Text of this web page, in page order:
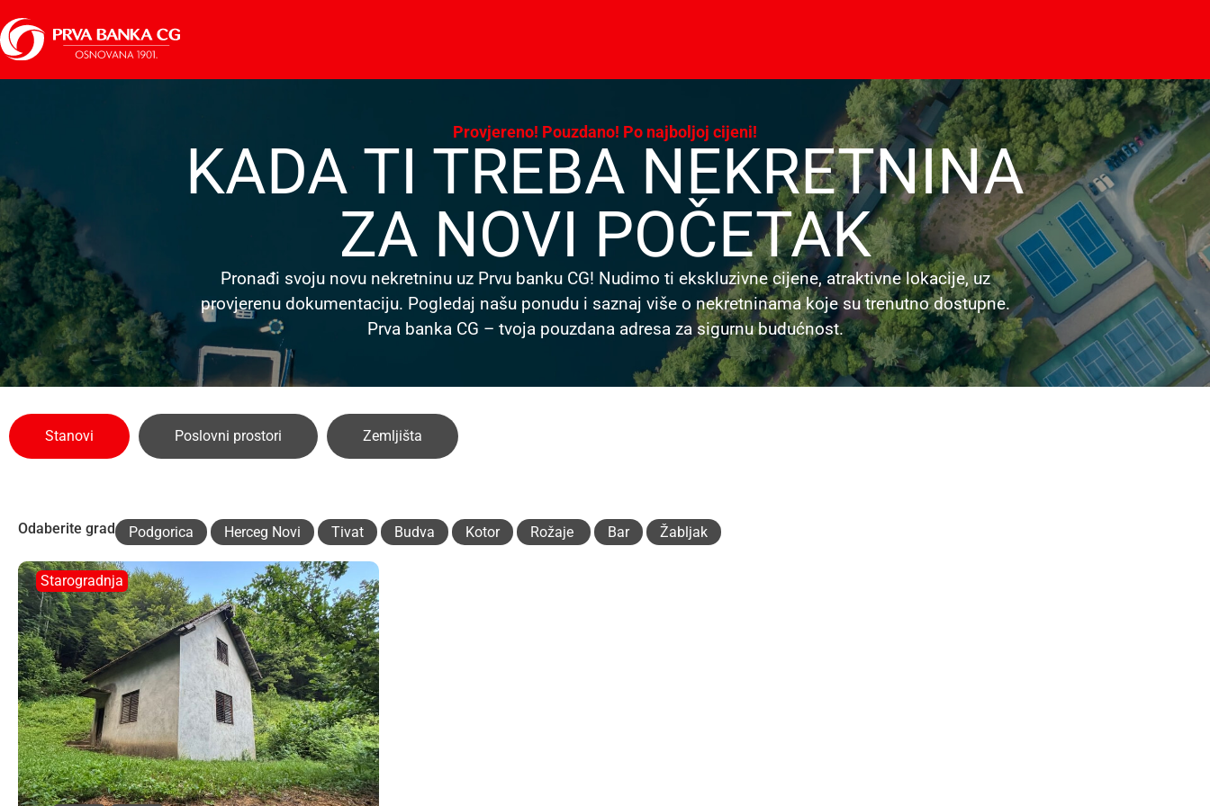
Provjereno! Pouzdano! Po najboljoj cijeni!
KADA TI TREBA NEKRETNINA
ZA NOVI POČETAK
Pronađi svoju novu nekretninu uz Prvu banku CG! Nudimo ti ekskluzivne cijene, atraktivne lokacije, uz
provjerenu dokumentaciju. Pogledaj našu ponudu i saznaj više o nekretninama koje su trenutno dostupne.
Prva banka CG – tvoja pouzdana adresa za sigurnu budućnost.
Stanovi Poslovni prostori Zemljišta
Odaberite grad Podgorica Herceg Novi Tivat Budva Kotor Rožaje Bar Žabljak
Starogradnja